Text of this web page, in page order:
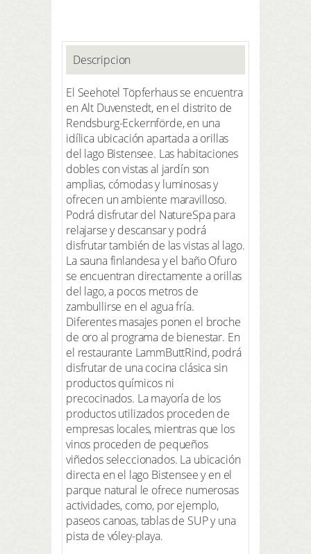
Descripcion
El Seehotel Töpferhaus se encuentra
en Alt Duvenstedt, en el distrito de
Rendsburg-Eckernförde, en una
idílica ubicación apartada a orillas
del lago Bistensee. Las habitaciones
dobles con vistas al jardín son
amplias, cómodas y luminosas y
ofrecen un ambiente maravilloso.
Podrá disfrutar del NatureSpa para
relajarse y descansar y podrá
disfrutar también de las vistas al lago.
La sauna finlandesa y el baño Ofuro
se encuentran directamente a orillas
del lago, a pocos metros de
zambullirse en el agua fría.
Diferentes masajes ponen el broche
de oro al programa de bienestar. En
el restaurante LammButtRind, podrá
disfrutar de una cocina clásica sin
productos químicos ni
precocinados. La mayoría de los
productos utilizados proceden de
empresas locales, mientras que los
vinos proceden de pequeños
viñedos seleccionados. La ubicación
directa en el lago Bistensee y en el
parque natural le ofrece numerosas
actividades, como, por ejemplo,
paseos canoas, tablas de SUP y una
pista de vóley-playa.